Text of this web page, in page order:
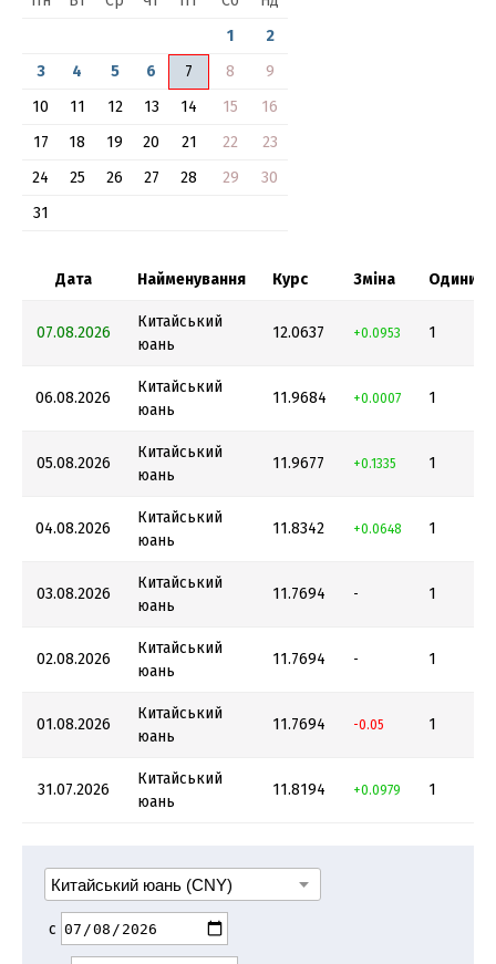
1
2
3
4 5 6 7 8
9
10
11 12 13 14 15
16
17
18 19 20 21 22
23
24
25 26 27 28 29
30
31
Дата Найменування Курс Зміна Одиниця
07.08.2026
Китайський
юань
12.0637 +0.0953 1
06.08.2026
Китайський
юань
11.9684 +0.0007 1
05.08.2026
Китайський
юань
11.9677 +0.1335 1
04.08.2026
Китайський
юань
11.8342 +0.0648 1
03.08.2026
Китайський
юань
11.7694 - 1
02.08.2026
Китайський
юань
11.7694 - 1
01.08.2026
Китайський
юань
11.7694 -0.05 1
31.07.2026
Китайський
юань
11.8194 +0.0979 1
с